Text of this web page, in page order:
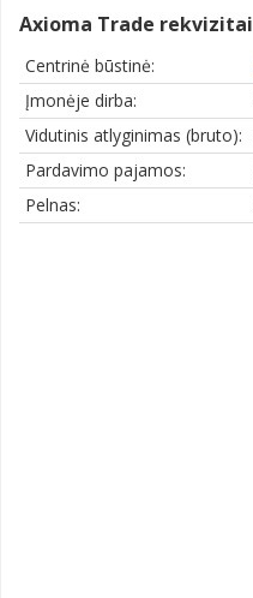
Axioma Trade rekvizitai
Centrinė būstinė:
Įmonėje dirba:
Vidutinis atlyginimas (bruto):
Pardavimo pajamos:
Pelnas: